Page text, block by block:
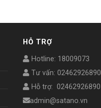
HỖ TRỢ
Hotline: 18009073
Tư vấn: 02462926890
Hỗ trợ: 02462926890
admin@satano.vn